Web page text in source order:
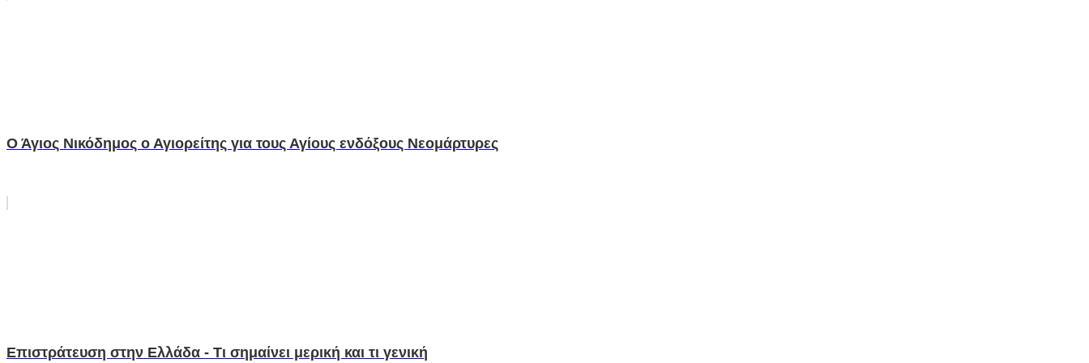
Ο Άγιος Νικόδημος ο Αγιορείτης για τους Αγίους ενδόξους Νεομάρτυρες
Επιστράτευση στην Ελλάδα - Τι σημαίνει μερική και τι γενική